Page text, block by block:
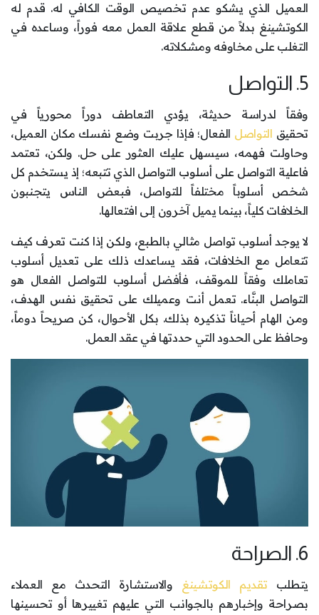
العميل الذي يشكو عدم تخصيص الوقت الكافي له. قدم له
الكوتشينغ بدلاً من قطع علاقة العمل معه فوراً، وساعده في
التغلب على مخاوفه ومشكلاته.
5. التواصل
وفقاً لدراسة حديثة، يؤدي التعاطف دوراً محورياً في
تحقيق التواصل الفعال؛ فإذا جربت وضع نفسك مكان العميل،
وحاولت فهمه، سيسهل عليك العثور على حل. ولكن، تعتمد
فاعلية التواصل على أسلوب التواصل الذي تتبعه؛ إذ يستخدم كل
شخص أسلوباً مختلفاً للتواصل، فبعض الناس يتجنبون
الخلافات كلياً، بينما يميل آخرون إلى افتعالها.
لا يوجد أسلوب تواصل مثالي بالطبع، ولكن إذا كنت تعرف كيف
تتعامل مع الخلافات، فقد يساعدك ذلك على تعديل أسلوب
تعاملك وفقاً للموقف، فأفضل أسلوب للتواصل الفعال هو
التواصل البنَّاء. تعمل أنت وعميلك على تحقيق نفس الهدف،
ومن الهام أحياناً تذكيره بذلك. بكل الأحوال، كن صريحاً دوماً،
وحافظ على الحدود التي حددتها في عقد العمل.
6. الصراحة
يتطلب تقديم الكوتشينغ
والاستشارة التحدث مع العملاء
بصراحة وإخبارهم بالجوانب التي عليهم تغييرها أو تحسينها